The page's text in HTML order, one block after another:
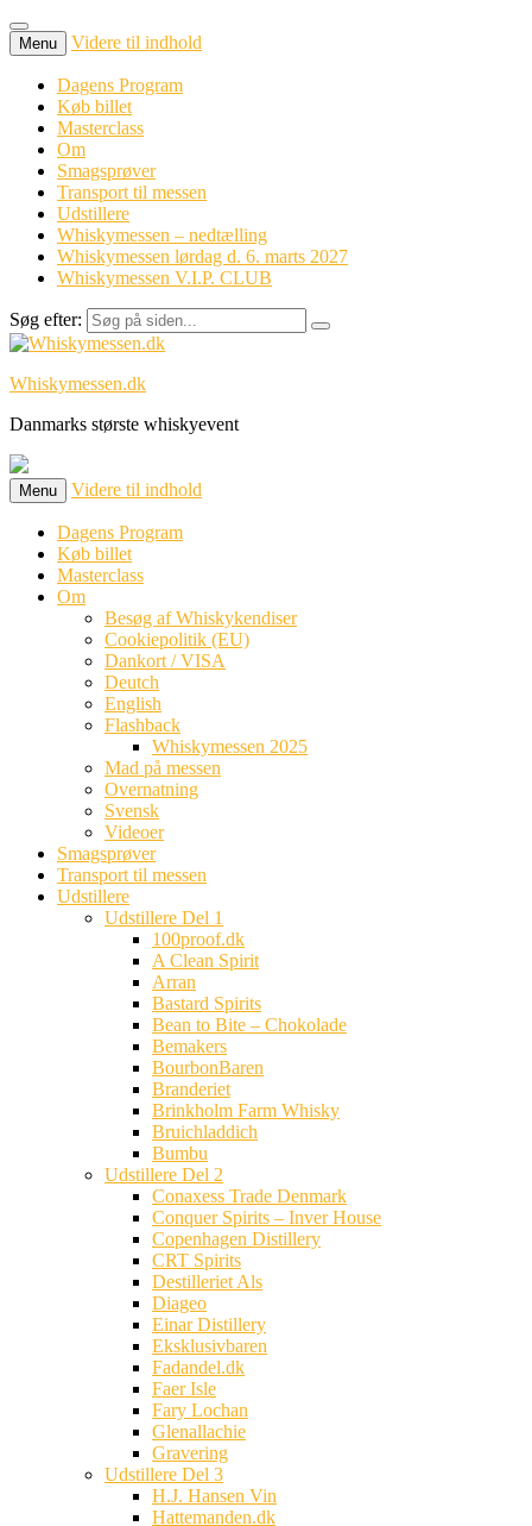
Menu Videre til indhold
Dagens Program
Køb billet
Masterclass
Om
Smagsprøver
Transport til messen
Udstillere
Whiskymessen – nedtælling
Whiskymessen lørdag d. 6. marts 2027
Whiskymessen V.I.P. CLUB
Søg efter:
Whiskymessen.dk
Danmarks største whiskyevent
Menu Videre til indhold
Dagens Program
Køb billet
Masterclass
Om
Besøg af Whiskykendiser
Cookiepolitik (EU)
Dankort / VISA
Deutch
English
Flashback
Whiskymessen 2025
Mad på messen
Overnatning
Svensk
Videoer
Smagsprøver
Transport til messen
Udstillere
Udstillere Del 1
100proof.dk
A Clean Spirit
Arran
Bastard Spirits
Bean to Bite – Chokolade
Bemakers
BourbonBaren
Branderiet
Brinkholm Farm Whisky
Bruichladdich
Bumbu
Udstillere Del 2
Conaxess Trade Denmark
Conquer Spirits – Inver House
Copenhagen Distillery
CRT Spirits
Destilleriet Als
Diageo
Einar Distillery
Eksklusivbaren
Fadandel.dk
Faer Isle
Fary Lochan
Glenallachie
Gravering
Udstillere Del 3
H.J. Hansen Vin
Hattemanden.dk